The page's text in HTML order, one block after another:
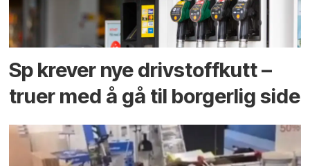
Sp krever nye drivstoffkutt –
truer med å gå til borgerlig side